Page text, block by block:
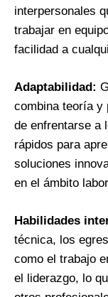
interpersonales
trabajar en
facilidad a
Adaptabilidad:
combina teoría y
de enfrentarse a
rápidos para
soluciones
en el ámbito
Habilidades
técnica, los
como el trabajo
el liderazgo, lo